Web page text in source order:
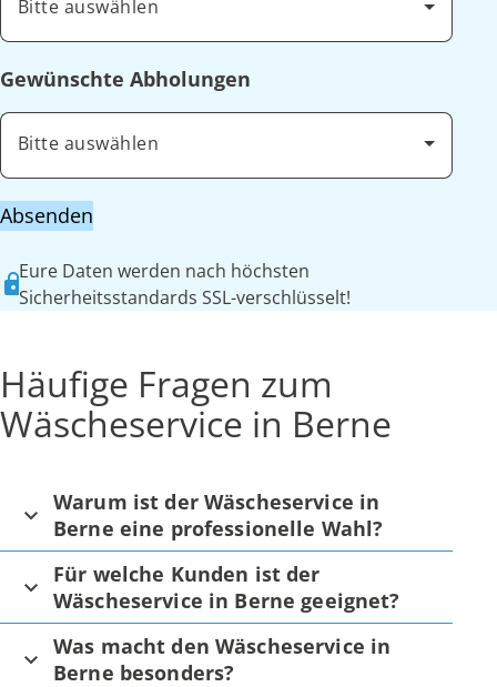
Bitte auswählen
Gewünschte Abholungen
Bitte auswählen
Absenden
Eure Daten werden nach höchsten
Sicherheitsstandards SSL-verschlüsselt!
Häufige Fragen zum
Wäscheservice in Berne
Warum ist der Wäscheservice in
Berne eine professionelle Wahl?
Für welche Kunden ist der
Wäscheservice in Berne geeignet?
Was macht den Wäscheservice in
Berne besonders?